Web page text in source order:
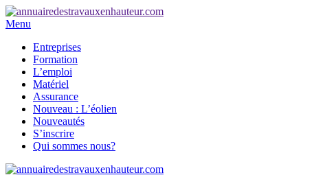
Menu
Entreprises
Formation
L’emploi
Matériel
Assurance
Nouveau : L’éolien
Nouveautés
S’inscrire
Qui sommes nous?